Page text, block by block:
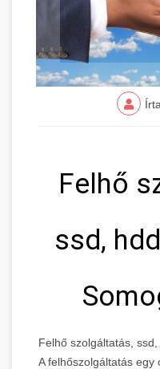
Felhő
ssd,
Felhő szolgáltatás,
A felhőszolgáltatás egy